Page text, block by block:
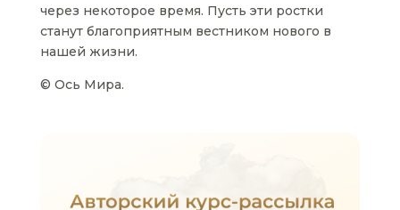
через некоторое время. Пусть эти ростки
станут благоприятным вестником нового в
нашей жизни.
© Ось Мира.